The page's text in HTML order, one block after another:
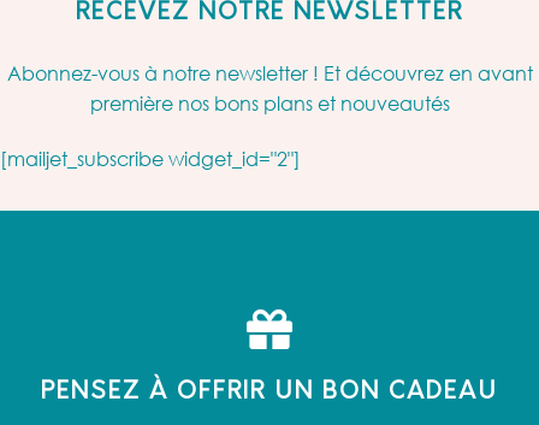
RECEVEZ NOTRE NEWSLETTER
Abonnez-vous à notre newsletter ! Et découvrez en avant
première nos bons plans et nouveautés
[mailjet_subscribe widget_id="2"]
PENSEZ À OFFRIR UN BON CADEAU